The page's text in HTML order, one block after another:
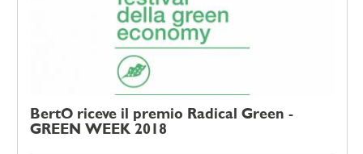
BertO riceve il premio Radical Green -
GREEN WEEK 2018